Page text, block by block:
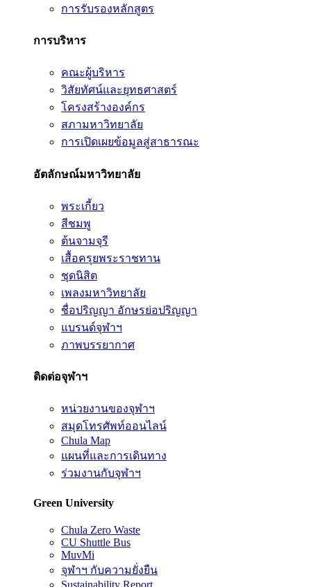
การรับรองหลักสูตร
การบริหาร
คณะผู้บริหาร
วิสัยทัศน์และยุทธศาสตร์
โครงสร้างองค์กร
สภามหาวิทยาลัย
การเปิดเผยข้อมูลสู่สาธารณะ
อัตลักษณ์มหาวิทยาลัย
พระเกี้ยว
สีชมพู
ต้นจามจุรี
เสื้อครุยพระราชทาน
ชุดนิสิต
เพลงมหาวิทยาลัย
ชื่อปริญญา อักษรย่อปริญญา
แบรนด์จุฬาฯ
ภาพบรรยากาศ
ติดต่อจุฬาฯ
หน่วยงานของจุฬาฯ
สมุดโทรศัพท์ออนไลน์
Chula Map
แผนที่และการเดินทาง
ร่วมงานกับจุฬาฯ
Green University
Chula Zero Waste
CU Shuttle Bus
MuvMi
จุฬาฯ กับความยั่งยืน
Sustainability Report